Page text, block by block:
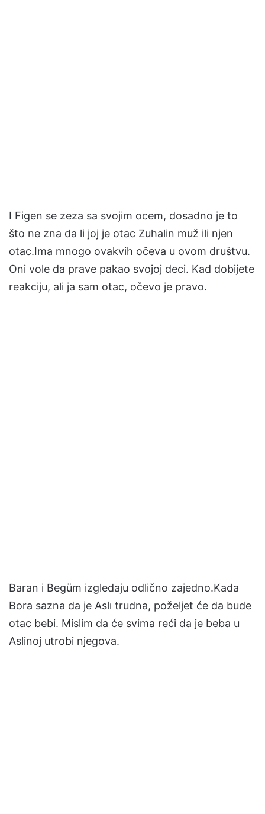
I Figen se zeza sa svojim ocem, dosadno je to
što ne zna da li joj je otac Zuhalin muž ili njen
otac.Ima mnogo ovakvih očeva u ovom društvu.
Oni vole da prave pakao svojoj deci. Kad dobijete
reakciju, ali ja sam otac, očevo je pravo.
Baran i Begüm izgledaju odlično zajedno.Kada
Bora sazna da je Aslı trudna, poželjet će da bude
otac bebi. Mislim da će svima reći da je beba u
Aslinoj utrobi njegova.